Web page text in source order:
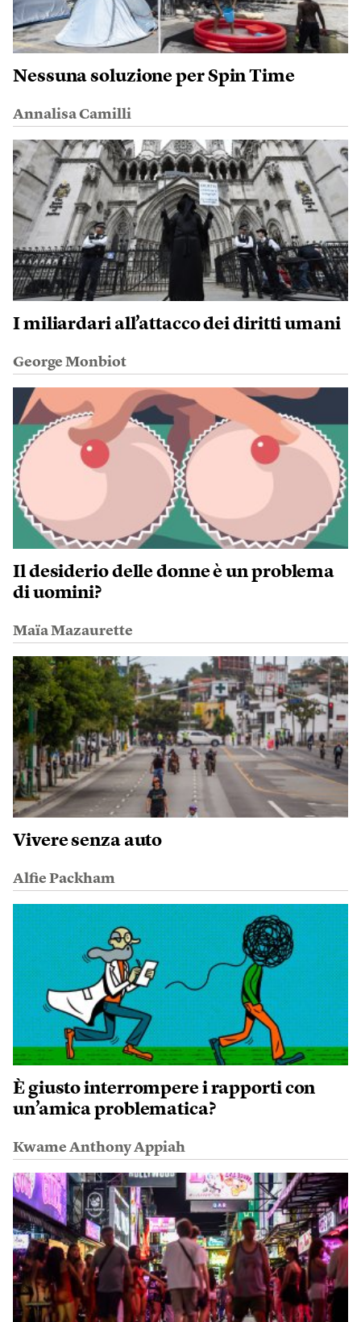
Nessuna soluzione per Spin Time
Annalisa Camilli
I miliardari all’attacco dei diritti umani
George Monbiot
Il desiderio delle donne è un problema
di uomini?
Maïa Mazaurette
Vivere senza auto
Alfie Packham
È giusto interrompere i rapporti con
un’amica problematica?
Kwame Anthony Appiah